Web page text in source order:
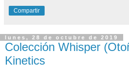
Compartir
lunes, 28 de octubre de 2019
Colección Whisper
Kinetics